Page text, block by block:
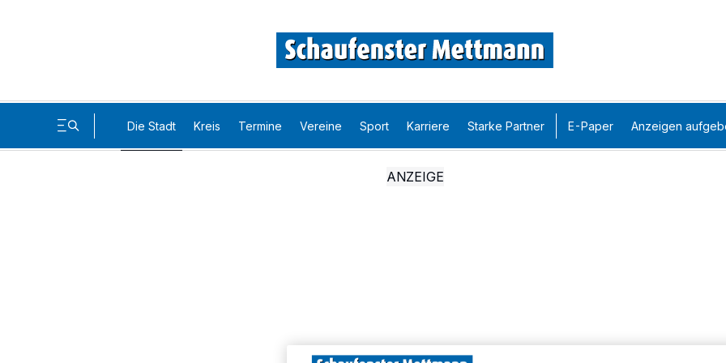
Die Stadt Kreis Termine Vereine Sport Karriere Starke Partner E-Paper Anzeigen